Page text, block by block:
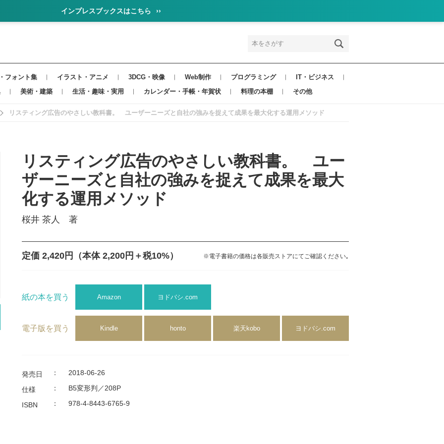
インプレスブックスはこちら ››
フォント集 イラスト・アニメ 3DCG・映像 Web制作 プログラミング
IT・ビジネス
美術・建築 生活・趣味・実用 カレンダー・手帳・年賀状 料理の本棚 その他
リスティング広告のやさしい教科書。 ユーザーニーズと自社の強みを捉えて成果を最大化する運用メソッド
リスティング広告のやさしい教科書。 ユー
ザーニーズと自社の強みを捉えて成果を最大
化する運用メソッド
桜井 茶人 著
定価 2,420円 （本体 2,200円＋税10%） ※電子書籍の価格は各販売ストアにてご確認ください｡
紙の本を買う Amazon ヨドバシ.com
電子版を買う Kindle honto 楽天kobo ヨドバシ.com
発売日 ： 2018-06-26
仕様 ： B5変形判／208P
ISBN ： 978-4-8443-6765-9